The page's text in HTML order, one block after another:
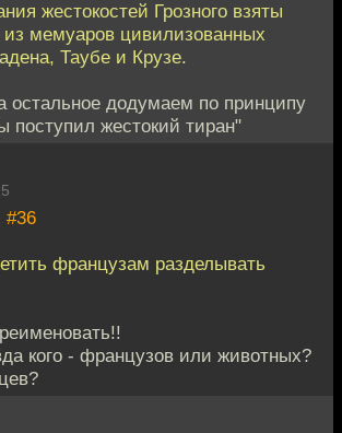
жестокостей Грозного взяты
из мемуаров цивилизованных
Таубе и Крузе.
остальное додумаем по принципу
поступил жестокий тиран"
#36
французам разделывать
кого - французов или животных?